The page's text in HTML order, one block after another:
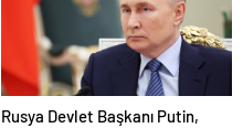
Rusya Devlet Başkanı Putin,